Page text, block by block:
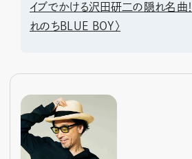
イブでかける沢田研二の隠れ名曲
れのちBLUE BOY〉